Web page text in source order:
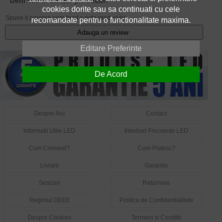
Spune-ti parerea acordand o nota produsului:
Adauga un review
Despre Noi Contact
Informatii Utile LED Intrebari Frecvente LED
Cum Comand? Cum Platesc?
Livrare Garantie
Sesizari Returnare
Regimul DEEE Politica de Confidentialitate
Despre Cookies Termeni si Conditii
cookies dorite sau sa continuati cu cele
recomandate pentru o functionalitate maxima.
Editare Preferinte
De Acord